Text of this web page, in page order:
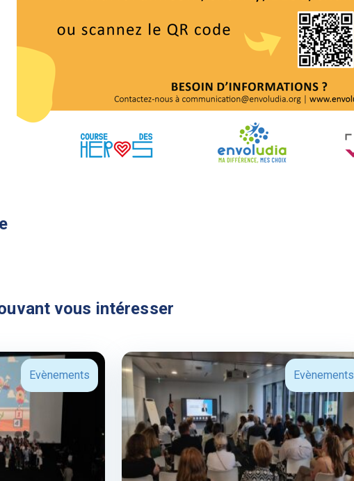
vous intéresser
Evènements Evènements